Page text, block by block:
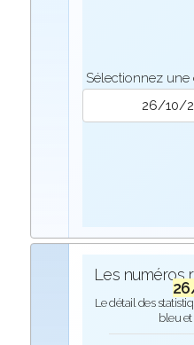
Sélectionnez une
Les numéros
Le détail des
bleu et